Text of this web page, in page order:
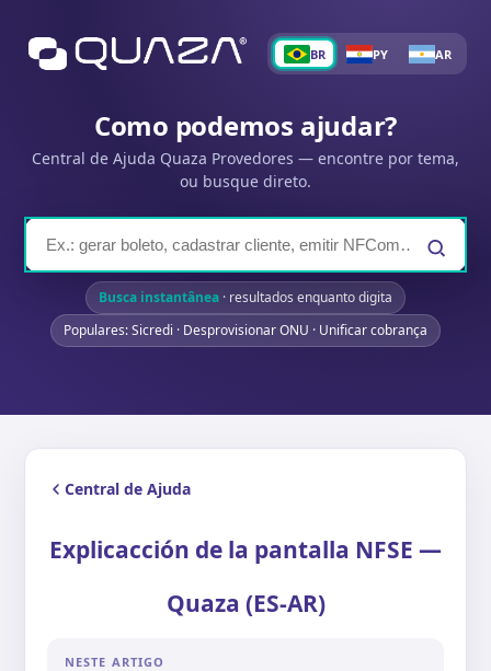
BR PY AR
Como podemos ajudar?
Central de Ajuda Quaza Provedores — encontre por tema,
ou busque direto.
Busca instantânea · resultados enquanto digita
Populares: Sicredi · Desprovisionar ONU · Unificar cobrança
Central de Ajuda
Explicacción de la pantalla NFSE —
Quaza (ES-AR)
NESTE ARTIGO